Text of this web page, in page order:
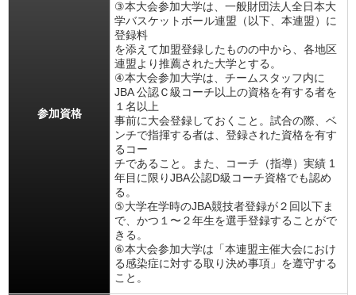
参加資格
③本大会参加大学は、一般財団法人全日本大
学バスケットボール連盟（以下、本連盟）に
登録料
を添えて加盟登録したものの中から、各地区
連盟より推薦された大学とする。
④本大会参加大学は、チームスタッフ内に
JBA 公認Ｃ級コーチ以上の資格を有する者を
１名以上
事前に大会登録しておくこと。試合の際、ベ
ンチで指揮する者は、登録された資格を有す
るコー
チであること。また、コーチ（指導）実績 1
年目に限りJBA公認D級コーチ資格でも認め
る。
⑤大学在学時のJBA競技者登録が２回以下ま
で、かつ１〜２年生を選手登録することがで
きる。
⑥本大会参加大学は「本連盟主催大会におけ
る感染症に対する取り決め事項」を遵守する
こと。